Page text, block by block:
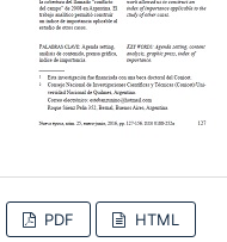
PDF HTML